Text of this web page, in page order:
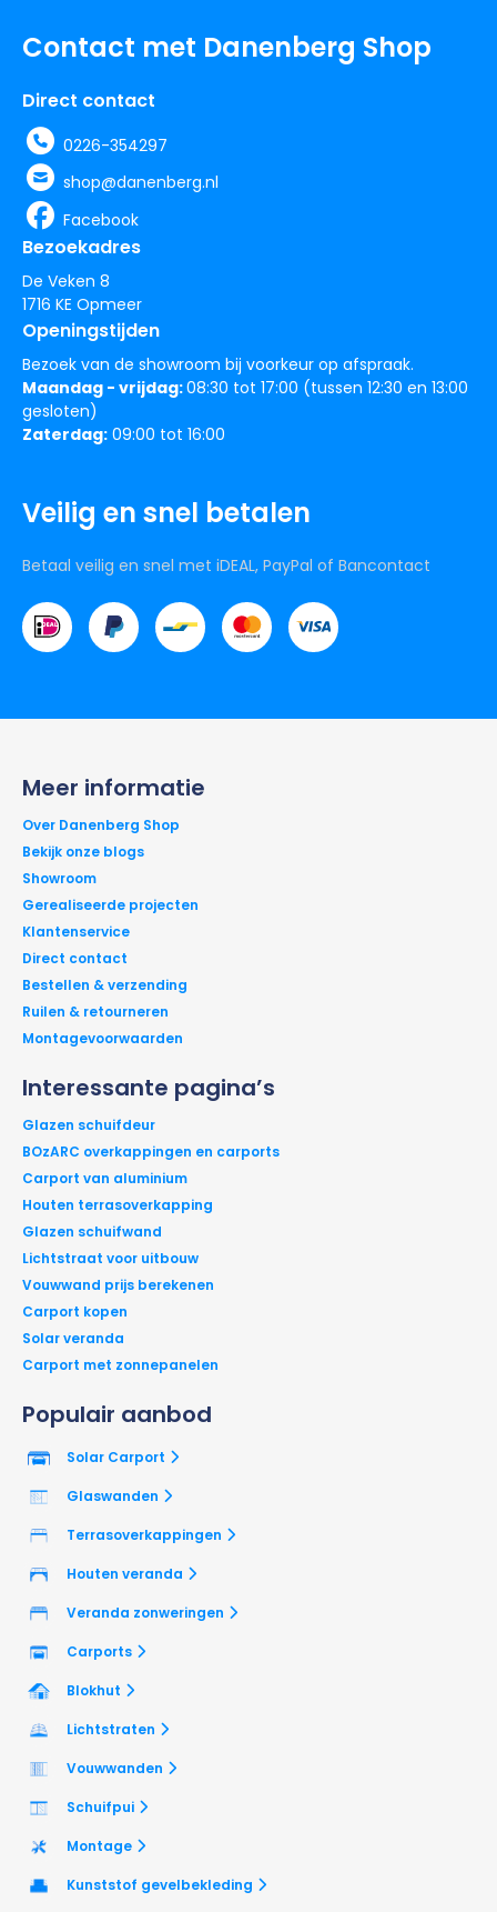
Contact met Danenberg Shop
Direct contact
0226-354297
shop@danenberg.nl
Facebook
Bezoekadres
De Veken 8
1716 KE Opmeer
Openingstijden
Bezoek van de showroom bij voorkeur op afspraak.
Maandag - vrijdag:08:30 tot 17:00 (tussen 12:30 en 13:00
gesloten)
Zaterdag: 09:00 tot 16:00
Veilig en snel betalen
Betaal veilig en snel met iDEAL, PayPal of Bancontact
Populair aanbod
Solar Carport
Glaswanden
Terrasoverkappingen
Houten veranda
Veranda zonweringen
Carports
Blokhut
Lichtstraten
Vouwwanden
Schuifpui
Montage
Kunststof gevelbekleding
Interessante pagina’s
Glazen schuifdeur
BOzARC overkappingen en carports
Carport van aluminium
Houten terrasoverkapping
Glazen schuifwand
Lichtstraat voor uitbouw
Vouwwand prijs berekenen
Carport kopen
Solar veranda
Carport met zonnepanelen
Meer informatie
Over Danenberg Shop
Bekijk onze blogs
Showroom
Gerealiseerde projecten
Klantenservice
Direct contact
Bestellen & verzending
Ruilen & retourneren
Montagevoorwaarden